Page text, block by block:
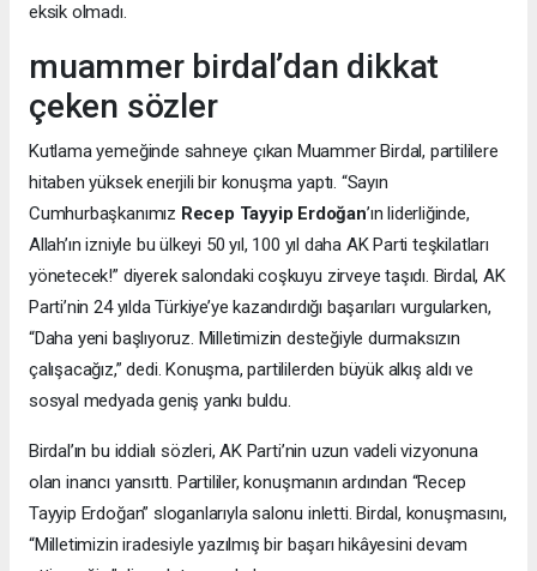
eksik olmadı.
muammer birdal’dan dikkat
çeken sözler
Kutlama yemeğinde sahneye çıkan Muammer Birdal, partililere
hitaben yüksek enerjili bir konuşma yaptı. “Sayın
Cumhurbaşkanımız Recep Tayyip Erdoğan’ın liderliğinde,
Allah’ın izniyle bu ülkeyi 50 yıl, 100 yıl daha AK Parti teşkilatları
yönetecek!” diyerek salondaki coşkuyu zirveye taşıdı. Birdal, AK
Parti’nin 24 yılda Türkiye’ye kazandırdığı başarıları vurgularken,
“Daha yeni başlıyoruz. Milletimizin desteğiyle durmaksızın
çalışacağız,” dedi. Konuşma, partililerden büyük alkış aldı ve
sosyal medyada geniş yankı buldu.
Birdal’ın bu iddialı sözleri, AK Parti’nin uzun vadeli vizyonuna
olan inancı yansıttı. Partililer, konuşmanın ardından “Recep
Tayyip Erdoğan” sloganlarıyla salonu inletti. Birdal, konuşmasını,
“Milletimizin iradesiyle yazılmış bir başarı hikâyesini devam